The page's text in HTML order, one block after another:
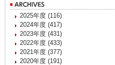
2025年度 (116)
2024年度 (417)
2023年度 (431)
2022年度 (433)
2021年度 (377)
2020年度 (191)